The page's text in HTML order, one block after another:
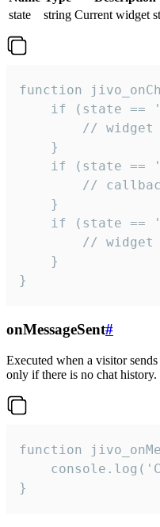
state
string Current widget
function
if (state ==
// widget
    }
if (state ==
//
    }
if (state ==
// widget
    }
}
onMessageSent#
Executed when a visitor
only if there is no chat history.
function
}